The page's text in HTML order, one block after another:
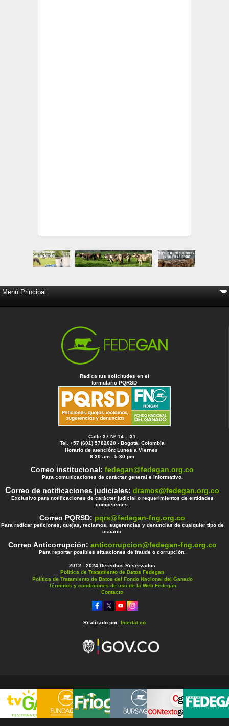
Radica tus solicitudes en el
formulario PQRSD
Calle 37 Nº 14 - 31
Tel. +57 (601) 5782020 - Bogotá, Colombia
Horario de atención: Lunes a Viernes
8:30 am - 5:30 pm
Correo institucional:fedegan@fedegan.org.co
Para comunicaciones de carácter general e informativo.
Correo de notificaciones judiciales:dramos@fedegan.org.co
Exclusivo para notificaciones de carácter judicial o requerimientos de entidades
competentes.
Correo PQRSD: pqrs@fedegan-fng.org.co
Para radicar peticiones, quejas, reclamos, sugerencias y denuncias de cualquier tipo de
usuario.
Correo Anticorrupción: anticorrupcion@fedegan-fng.org.co
Para reportar posibles situaciones de fraude o corrupción.
2012 - 2024 Derechos Reservados
Política de Tratamiento de Datos Fedegan
Política de Tratamiento de Datos del Fondo Nacional del Ganado
Términos y condiciones de uso de la Web Fedegán
Contacto
Realizado por: Interlat.co